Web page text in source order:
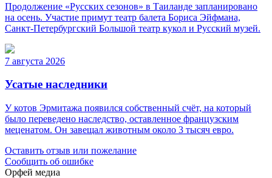
Продолжение «Русских сезонов» в Таиланде запланировано
на осень. Участие примут театр балета Бориса Эйфмана,
Санкт-Петербургский Большой театр кукол и Русский музей.
7 августа 2026
Усатые наследники
У котов Эрмитажа появился собственный счёт, на который
было переведено наследство, оставленное французским
меценатом. Он завещал животным около 3 тысяч евро.
Оставить отзыв или пожелание
Сообщить об ошибке
Орфей медиа